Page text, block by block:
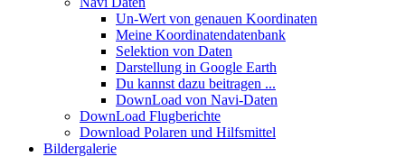
Un-Wert von genauen Koordinaten
Meine Koordinatendatenbank
Selektion von Daten
Darstellung in Google Earth
Du kannst dazu beitragen ...
DownLoad von Navi-Daten
DownLoad Flugberichte
Download Polaren und Hilfsmittel
Bildergalerie